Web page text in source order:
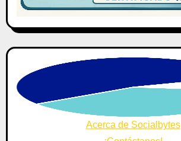
Acerca de Socialbytes